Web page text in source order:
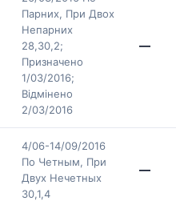
Парних, При Двох
Непарних
28,30,2;
Призначено
1/03/2016;
Відмінено
2/03/2016
—
4/06-14/09/2016
По Четным, При
Двух Нечетных
30,1,4
—